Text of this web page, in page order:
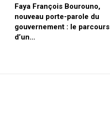
Faya François Bourouno,
nouveau porte-parole du
gouvernement : le parcours
d’un…